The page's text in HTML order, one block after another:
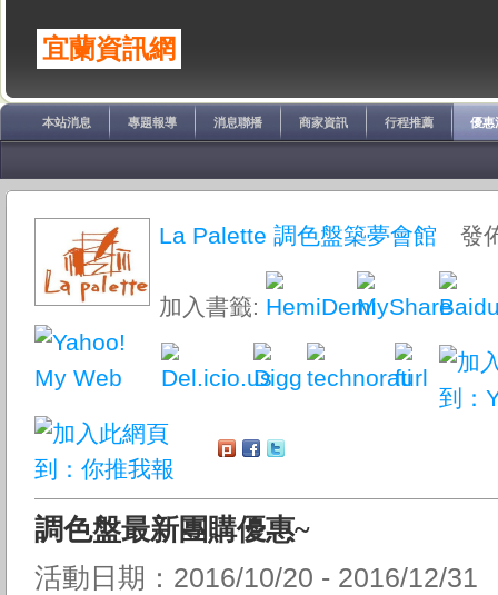
宜蘭資訊網
本站消息 專題報導 消息聯播 商家資訊 行程推薦 優惠
La Palette 調色盤築夢會館 發
加入書籤:
調色盤最新團購優惠~
活動日期：2016/10/20 - 2016/12/31